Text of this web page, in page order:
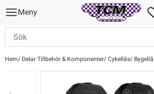
Meny
Hem Delar Tillbehör & Komponenter Cykellås